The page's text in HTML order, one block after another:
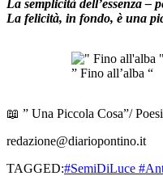
La semplicità dell’essenza –
La felicità, in fondo, è una
” Fino all’alba “
📖 ” Una Piccola Cosa”/
redazione@diariopontino.it
TAGGED:#SemiDiLuce